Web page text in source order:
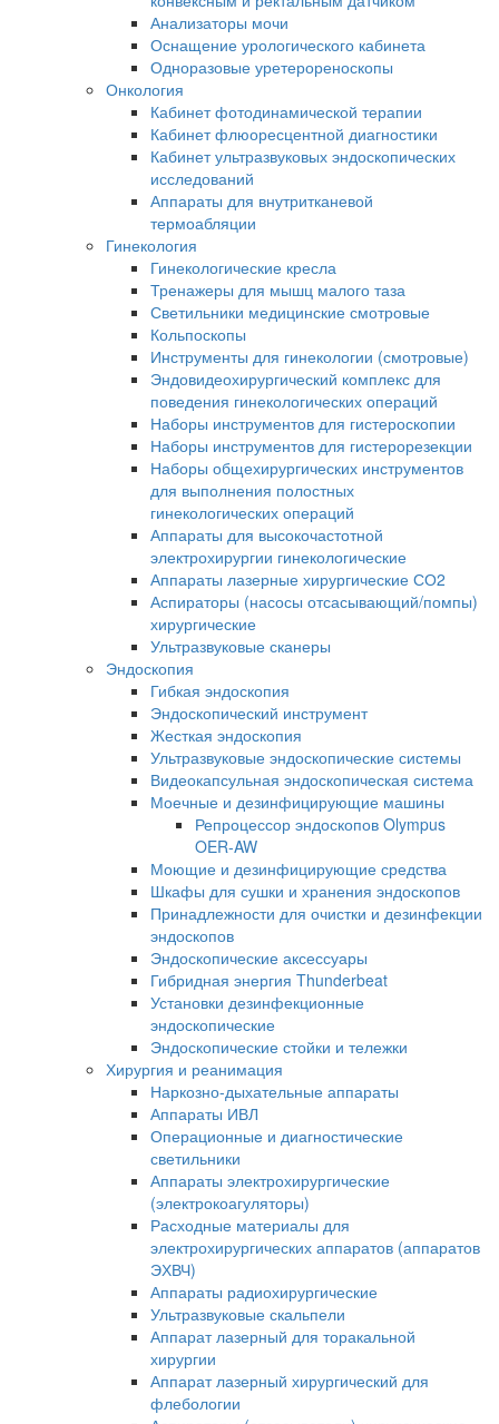
Анализаторы мочи
Оснащение урологического кабинета
Одноразовые уретерореноскопы
Онкология
Кабинет фотодинамической терапии
Кабинет флюоресцентной диагностики
Кабинет ультразвуковых эндоскопических
исследований
Аппараты для внутритканевой
термоабляции
Гинекология
Гинекологические кресла
Тренажеры для мышц малого таза
Светильники медицинские смотровые
Кольпоскопы
Инструменты для гинекологии (смотровые)
Эндовидеохирургический комплекс для
поведения гинекологических операций
Наборы инструментов для гистероскопии
Наборы инструментов для гистерорезекции
Наборы общехирургических инструментов
для выполнения полостных
гинекологических операций
Аппараты для высокочастотной
электрохирургии гинекологические
Аппараты лазерные хирургические СО2
Аспираторы (насосы отсасывающий/помпы)
хирургические
Ультразвуковые сканеры
Эндоскопия
Гибкая эндоскопия
Эндоскопический инструмент
Жесткая эндоскопия
Ультразвуковые эндоскопические системы
Видеокапсульная эндоскопическая система
Моечные и дезинфицирующие машины
Репроцессор эндоскопов Olympus
OER-AW
Моющие и дезинфицирующие средства
Шкафы для сушки и хранения эндоскопов
Принадлежности для очистки и дезинфекции
эндоскопов
Эндоскопические аксессуары
Гибридная энергия Thunderbeat
Установки дезинфекционные
эндоскопические
Эндоскопические стойки и тележки
Хирургия и реанимация
Наркозно-дыхательные аппараты
Аппараты ИВЛ
Операционные и диагностические
светильники
Аппараты электрохирургические
(электрокоагуляторы)
Расходные материалы для
электрохирургических аппаратов (аппаратов
ЭХВЧ)
Аппараты радиохирургические
Ультразвуковые скальпели
Аппарат лазерный для торакальной
хирургии
Аппарат лазерный хирургический для
флебологии